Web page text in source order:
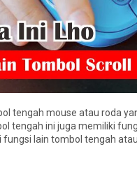
tengah mouse atau roda
tengah ini juga memiliki
lain tombol tengah